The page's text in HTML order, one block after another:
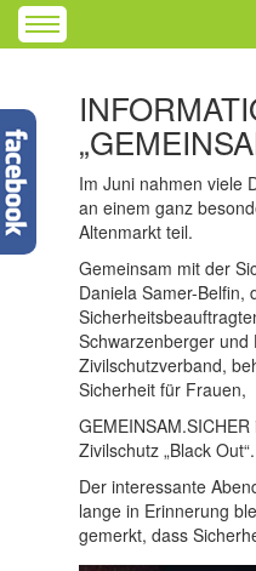
Im Juni nahmen viele
an einem ganz
Altenmarkt teil.
Gemeinsam mit der
Daniela Samer-Belfin,
Schwarzenberger und
Zivilschutzverband,
Sicherheit für Frauen,
Zivilschutz „Black Out“.
Der interessante
lange in Erinnerung
gemerkt, dass